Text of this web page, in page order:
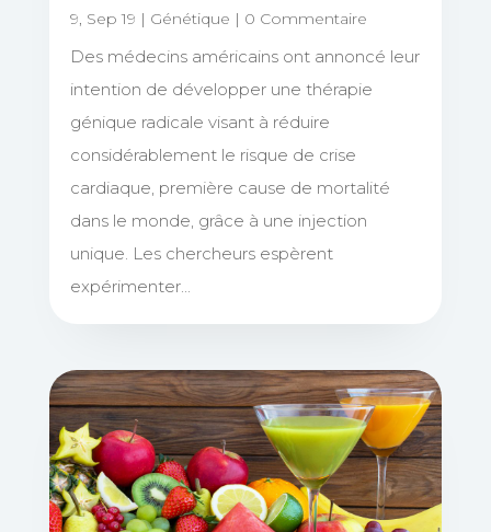
9, Sep 19 | Génétique | 0 Commentaire
Des médecins américains ont annoncé leur
intention de développer une thérapie
génique radicale visant à réduire
considérablement le risque de crise
cardiaque, première cause de mortalité
dans le monde, grâce à une injection
unique. Les chercheurs espèrent
expérimenter...